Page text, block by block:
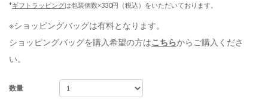
*ギフトラッピングは包装個数×330円（税込）をいただいております。
※ショッピングバッグは有料となります。
ショッピングバッグを購入希望の方はこちらからご購入くださ
い。
数量